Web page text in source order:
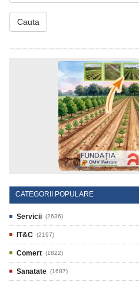
Cauta
CATEGORII POPULARE
Servicii (2636)
IT&C (2197)
Comert (1822)
Sanatate (1687)